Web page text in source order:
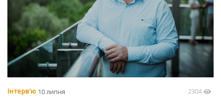
Інтерв'ю 10 липня 2304